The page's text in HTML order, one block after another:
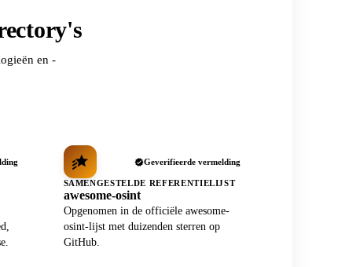
en -
Geverifieerde vermelding
SAMENGESTELDE REFERENTIELIJST
awesome-osint
Opgenomen in de officiële awesome-
osint-lijst met duizenden sterren op
GitHub.